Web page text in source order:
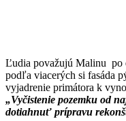
Ľudia považujú Malinu po
podľa viacerých si fasáda
vyjadrenie primátora k
„Vyčistenie pozemku od
dotiahnuť prípravu